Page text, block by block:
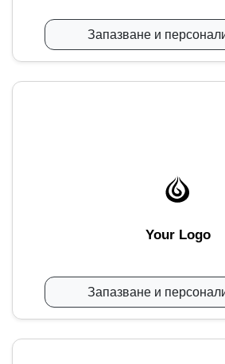
Запазване и
Your Logo
Запазване и